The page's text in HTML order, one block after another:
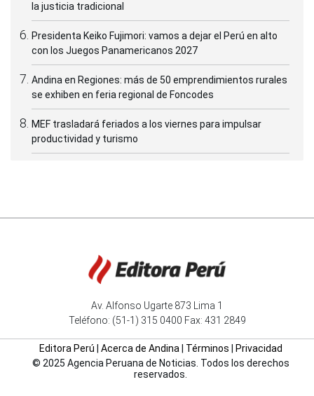
la justicia tradicional
Presidenta Keiko Fujimori: vamos a dejar el Perú en alto
con los Juegos Panamericanos 2027
Andina en Regiones: más de 50 emprendimientos rurales
se exhiben en feria regional de Foncodes
MEF trasladará feriados a los viernes para impulsar
productividad y turismo
Av. Alfonso Ugarte 873 Lima 1
Teléfono: (51-1) 315 0400 Fax: 431 2849
Editora Perú Acerca de Andina| Términos
Privacidad
© 2025 Agencia Peruana de Noticias. Todos los derechos
reservados.